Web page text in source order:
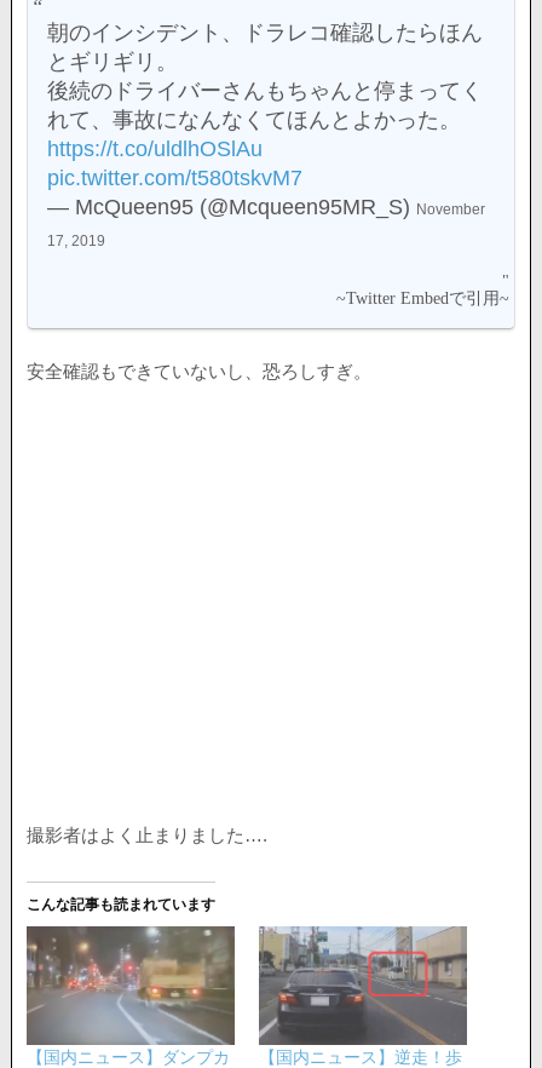
朝のインシデント、ドラレコ確認したらほん
とギリギリ。
後続のドライバーさんもちゃんと停まってく
れて、事故になんなくてほんとよかった。
https://t.co/uldlhOSlAu
pic.twitter.com/t580tskvM7
— McQueen95 (@Mcqueen95MR_S) November
17, 2019
安全確認もできていないし、恐ろしすぎ。
撮影者はよく止まりました….
こんな記事も読まれています
【国内ニュース】ダンプカ
【国内ニュース】逆走！歩